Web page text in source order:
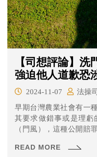
【司想評論】洗
強迫他人道歉恐
2024-11-07
法操
早期台灣農業社會有一
其要求做錯事或是理虧
（門風），這種公開賠
下跪，演變到現在要求
READ MORE